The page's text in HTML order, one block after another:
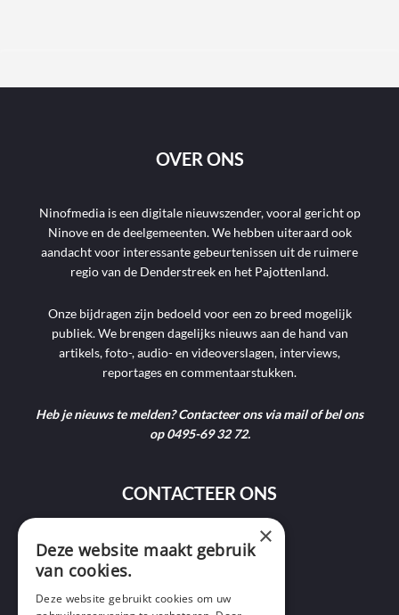
OVER ONS
Ninofmedia is een digitale nieuwszender, vooral gericht op
Ninove en de deelgemeenten. We hebben uiteraard ook
aandacht voor interessante gebeurtenissen uit de ruimere
regio van de Denderstreek en het Pajottenland.
Onze bijdragen zijn bedoeld voor een zo breed mogelijk
publiek. We brengen dagelijks nieuws aan de hand van
artikels, foto-, audio- en videoverslagen, interviews,
reportages en commentaarstukken.
Heb je nieuws te melden? Contacteer ons via mail of bel ons
op 0495-69 32 72.
CONTACTEER ONS
9400 Ninove ×
Deze website maakt gebruik
van cookies.
Deze website gebruikt cookies om uw